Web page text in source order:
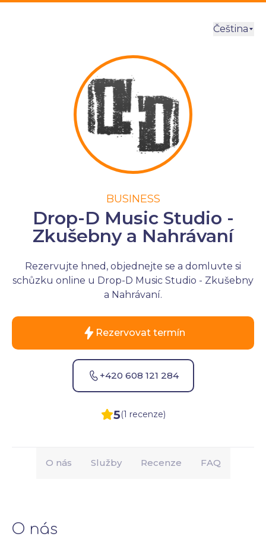
Čeština
BUSINESS
Drop-D Music Studio -
Zkušebny a Nahrávaní
Rezervujte hned, objednejte se a domluvte si
schůzku online u Drop-D Music Studio - Zkušebny
a Nahrávaní.
Rezervovat termín
+420 608 121 284
5(1 recenze)
O nás Služby Recenze FAQ
O nás